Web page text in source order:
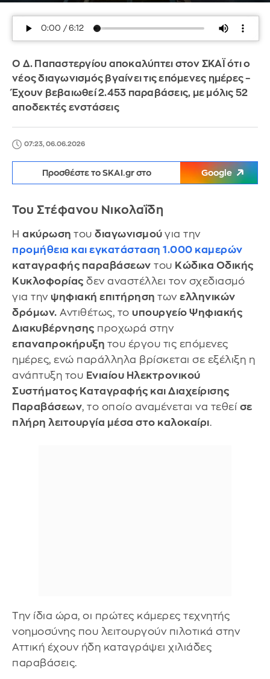
Ο Δ. Παπαστεργίου αποκαλύπτει στον ΣΚΑΪ ότι ο
νέος διαγωνισμός βγαίνει τις επόμενες ημέρες –
Έχουν βεβαιωθεί 2.453 παραβάσεις, με μόλις 52
αποδεκτές ενστάσεις
07:23, 06.06.2026
Προσθέστε το SKAI.gr στο Google
Του Στέφανου Νικολαΐδη
Η ακύρωση του διαγωνισμού για την
προμήθεια και εγκατάσταση 1.000 καμερών
καταγραφής παραβάσεων του Κώδικα Οδικής
Κυκλοφορίας δεν αναστέλλει τον σχεδιασμό
για την ψηφιακή επιτήρηση των ελληνικών
δρόμων. Αντιθέτως, το υπουργείο Ψηφιακής
Διακυβέρνησης προχωρά στην
επαναπροκήρυξη του έργου τις επόμενες
ημέρες, ενώ παράλληλα βρίσκεται σε εξέλιξη η
ανάπτυξη του Ενιαίου Ηλεκτρονικού
Συστήματος Καταγραφής και Διαχείρισης
Παραβάσεων, το οποίο αναμένεται να τεθεί σε
πλήρη λειτουργία μέσα στο καλοκαίρι.
Την ίδια ώρα, οι πρώτες κάμερες τεχνητής
νοημοσύνης που λειτουργούν πιλοτικά στην
Αττική έχουν ήδη καταγράψει χιλιάδες
παραβάσεις.